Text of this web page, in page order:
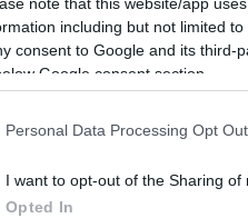
including but not limited
consent to Google and its third-
Google consent section.
Personal Data Processing Opt
I want to opt-out of the Sharing of
Opted In
εξατάχυτο
βελτιωμένη κύλιση, χειρισμό
ωφέλιμου φορτίου και
ποτέ τόσο σίγουρη.
η εφαρμογή
συσκευή 4G. που επιτρέπει
ενσωματωμένοι χάρτες της